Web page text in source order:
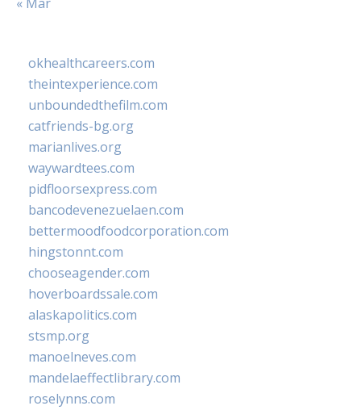
okhealthcareers.com
theintexperience.com
unboundedthefilm.com
catfriends-bg.org
marianlives.org
waywardtees.com
pidfloorsexpress.com
bancodevenezuelaen.com
bettermoodfoodcorporation.com
hingstonnt.com
chooseagender.com
hoverboardssale.com
alaskapolitics.com
stsmp.org
manoelneves.com
mandelaeffectlibrary.com
roselynns.com